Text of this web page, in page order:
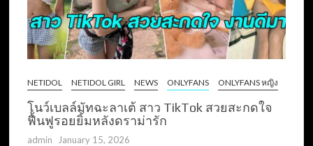
NETIDOL NETIDOL GIRL NEWS ONLYFANS ONLYFANS หญิง
โนว์เบลล์มัทฉะลาเต้ สาว TikTok สวยสะกดใจ
ฟื้นฟูรอยยิ้มหลังดราม่ารัก
admin January 15, 2026